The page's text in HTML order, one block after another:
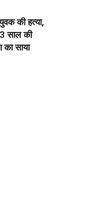
की हत्या,
साल की
का साया